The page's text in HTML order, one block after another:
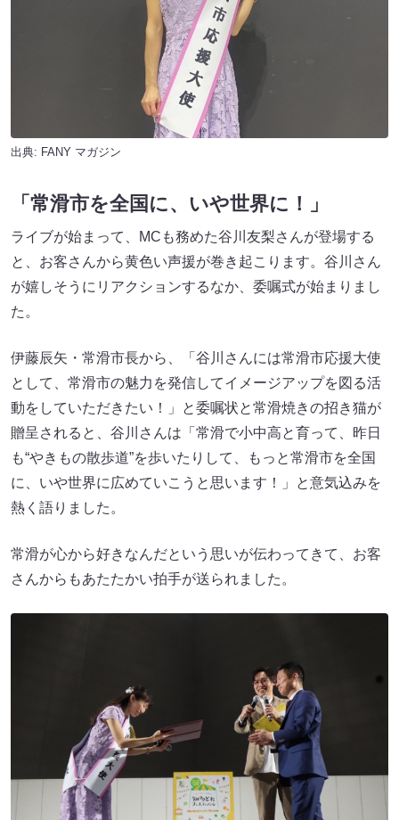
出典: FANY マガジン
「常滑市を全国に、いや世界に！」
ライブが始まって、MCも務めた谷川友梨さんが登場する
と、お客さんから黄色い声援が巻き起こります。谷川さん
が嬉しそうにリアクションするなか、委嘱式が始まりまし
た。
伊藤辰矢・常滑市長から、「谷川さんには常滑市応援大使
として、常滑市の魅力を発信してイメージアップを図る活
動をしていただきたい！」と委嘱状と常滑焼きの招き猫が
贈呈されると、谷川さんは「常滑で小中高と育って、昨日
も“やきもの散歩道”を歩いたりして、もっと常滑市を全国
に、いや世界に広めていこうと思います！」と意気込みを
熱く語りました。
常滑が心から好きなんだという思いが伝わってきて、お客
さんからもあたたかい拍手が送られました。